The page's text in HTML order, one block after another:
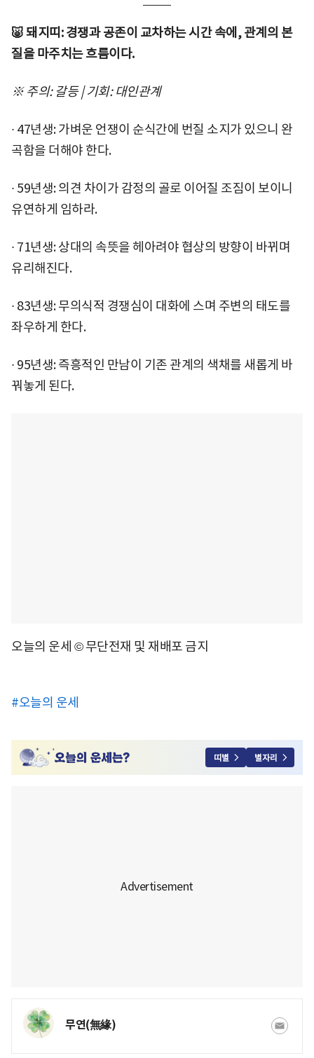
🐷 돼지띠: 경쟁과 공존이 교차하는 시간 속에, 관계의 본
질을 마주치는 흐름이다.
※ 주의: 갈등 | 기회: 대인관계
∙ 47년생: 가벼운 언쟁이 순식간에 번질 소지가 있으니 완
곡함을 더해야 한다.
∙ 59년생: 의견 차이가 감정의 골로 이어질 조짐이 보이니
유연하게 임하라.
∙ 71년생: 상대의 속뜻을 헤아려야 협상의 방향이 바뀌며
유리해진다.
∙ 83년생: 무의식적 경쟁심이 대화에 스며 주변의 태도를
좌우하게 한다.
∙ 95년생: 즉흥적인 만남이 기존 관계의 색채를 새롭게 바
꿔놓게 된다.
오늘의 운세 © 무단전재 및 재배포 금지
#오늘의 운세
띠별 별자리
무연(無緣)